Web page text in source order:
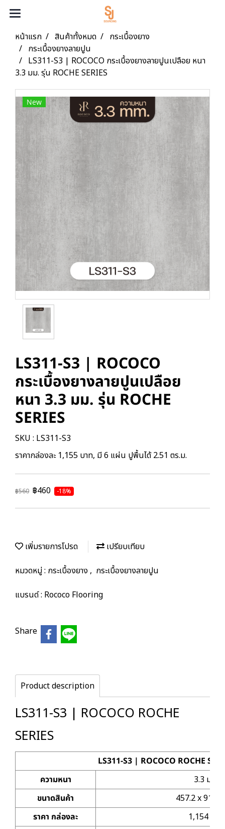
หน้าแรก สินค้าทั้งหมด
กระเบื้องยาง
กระเบื้องยางลายปูน
LS311-S3 | ROCOCO กระเบื้องยางลายปูนเปลือย หนา
3.3 มม. รุ่น ROCHE SERIES
New
LS311-S3 | ROCOCO
กระเบื้องยางลายปูนเปลือย
หนา 3.3 มม. รุ่น ROCHE
SERIES
SKU : LS311-S3
ราคากล่องละ 1,155 บาท, มี 6 แผ่น ปูพื้นได้ 2.51 ตร.ม.
฿560 ฿460 -18%
เพิ่มรายการโปรด
เปรียบเทียบ
หมวดหมู่ : กระเบื้องยาง, กระเบื้องยางลายปูน
แบรนด์ : Rococo Flooring
Share
Product description
LS311-S3 | ROCOCO ROCHE
SERIES
LS311-S3 | ROCOCO ROCHE
ความหนา
3.3 มม.
ขนาดสินค้า
457.2 x
ราคา กล่องละ
1,154 บาท